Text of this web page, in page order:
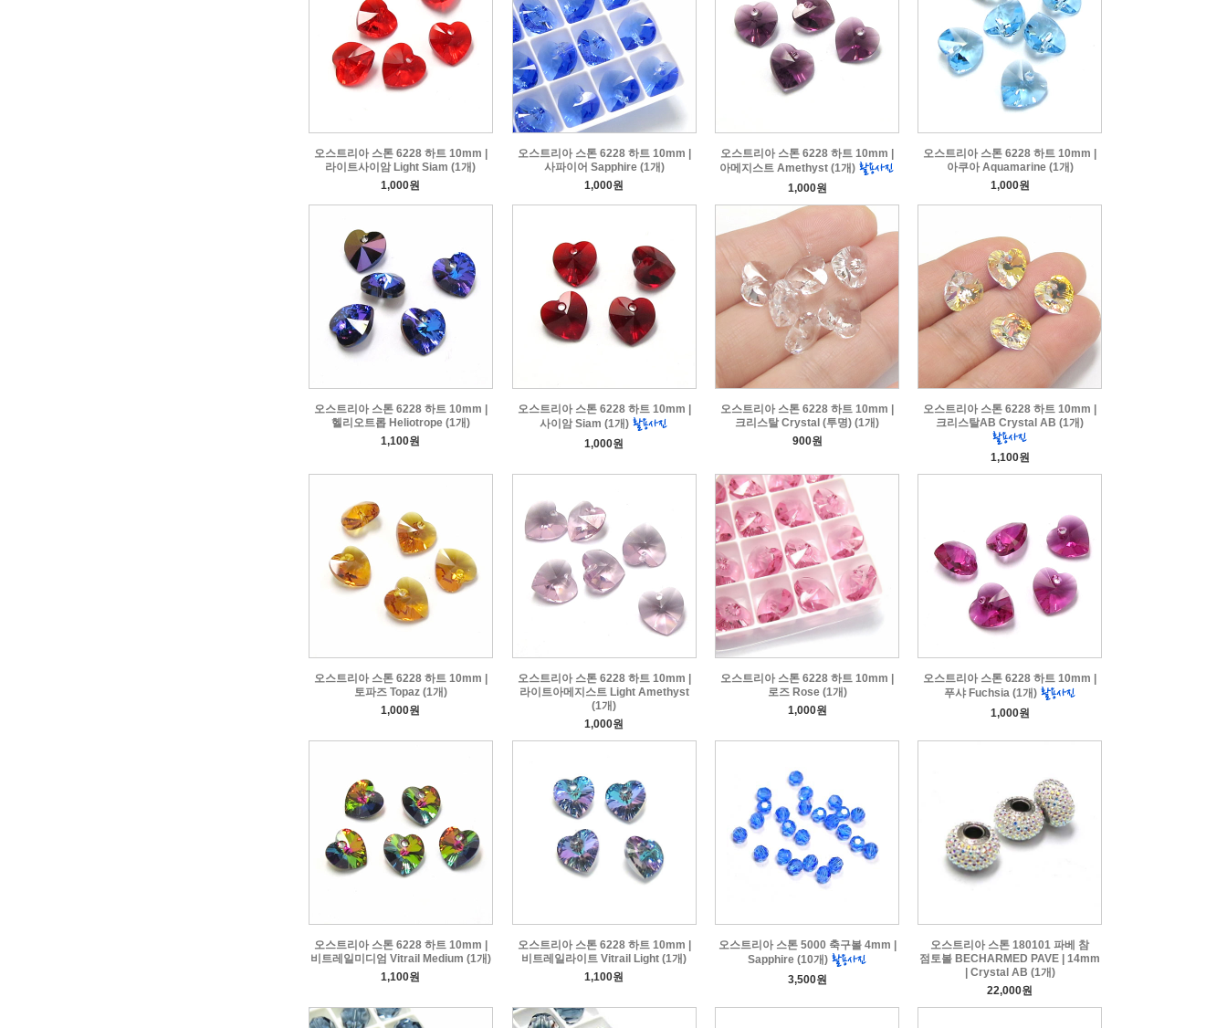
오스트리아 스톤 6228 하트 10mm |
라이트사이암 Light Siam (1개)
1,000원
오스트리아 스톤 6228 하트 10mm |
사파이어 Sapphire (1개)
1,000원
오스트리아 스톤 6228 하트 10mm |
아메지스트 Amethyst (1개)
1,000원
오스트리아 스톤 6228 하트 10mm |
아쿠아 Aquamarine (1개)
1,000원
오스트리아 스톤 6228 하트 10mm |
헬리오트롭 Heliotrope (1개)
1,100원
오스트리아 스톤 6228 하트 10mm |
사이암 Siam (1개)
1,000원
오스트리아 스톤 6228 하트 10mm |
크리스탈 Crystal (투명) (1개)
900원
오스트리아 스톤 6228 하트 10mm |
크리스탈AB Crystal AB (1개)
1,100원
오스트리아 스톤 6228 하트 10mm |
토파즈 Topaz (1개)
1,000원
오스트리아 스톤 6228 하트 10mm |
라이트아메지스트 Light Amethyst
(1개)
1,000원
오스트리아 스톤 6228 하트 10mm |
로즈 Rose (1개)
1,000원
오스트리아 스톤 6228 하트 10mm |
푸샤 Fuchsia (1개)
1,000원
오스트리아 스톤 6228 하트 10mm |
비트레일미디엄 Vitrail Medium (1개)
1,100원
오스트리아 스톤 6228 하트 10mm |
비트레일라이트 Vitrail Light (1개)
1,100원
오스트리아 스톤 5000 축구볼 4mm |
Sapphire (10개)
3,500원
오스트리아 스톤 180101 파베 참
점토볼 BECHARMED PAVE | 14mm
| Crystal AB (1개)
22,000원